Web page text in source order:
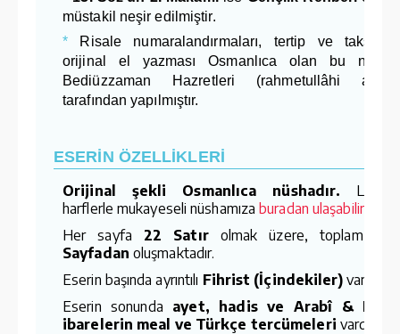
müstakil neşir edilmiştir.
* Risale numaralandırmaları, tertip ve
orijinal el yazması Osmanlıca olan bu
Bediüzzaman Hazretleri (rahmetullâhi
tarafından yapılmıştır.
ESERİN ÖZELLİKLERİ
Orijinal şekli Osmanlıca nüshadır.
harflerle mukayeseli nüshamızaburadan ulaşabilirsiniz.
Her sayfa 22 Satır olmak üzere, toplam
Sayfadan oluşmaktadır.
Eserin başında ayrıntılı Fihrist (İçindekiler) vardır.
Eserin sonunda ayet, hadis ve Arabî &
ibarelerin meal ve Türkçe tercümeleri vardır.